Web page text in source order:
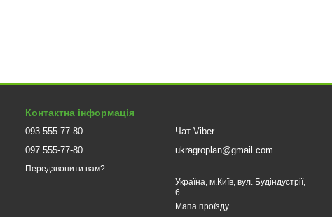
Контактна інформація
093 555-77-80
097 555-77-80
Передзвонити вам?
Чат Viber
ukragroplan@gmail.com
Україна, м.Київ, вул. Будіндустрії,
6
Мапа проїзду